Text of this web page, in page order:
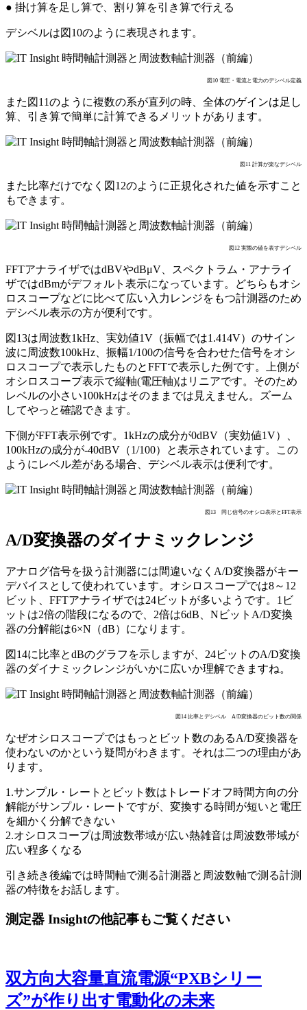
● 掛け算を足し算で、割り算を引き算で行える
デシベルは図10のように表現されます。
図10 電圧・電流と電力のデシベル定義
また図11のように複数の系が直列の時、全体のゲインは足し
算、引き算で簡単に計算できるメリットがあります。
図11 計算が楽なデシベル
また比率だけでなく図12のように正規化された値を示すこと
もできます。
図12 実際の値を表すデシベル
FFTアナライザではdBVやdBμV、スペクトラム・アナライ
ザではdBmがデフォルト表示になっています。どちらもオシ
ロスコープなどに比べて広い入力レンジをもつ計測器のため
デシベル表示の方が便利です。
図13は周波数1kHz、実効値1V（振幅では1.414V）のサイン
波に周波数100kHz、振幅1/100の信号を合わせた信号をオシ
ロスコープで表示したものとFFTで表示した例です。上側が
オシロスコープ表示で縦軸(電圧軸)はリニアです。そのため
レベルの小さい100kHzはそのままでは見えません。ズーム
してやっと確認できます。
下側がFFT表示例です。1kHzの成分が0dBV（実効値1V）、
100kHzの成分が-40dBV（1/100）と表示されています。この
ようにレベル差がある場合、デシベル表示は便利です。
図13 同じ信号のオシロ表示とFFT表示
A/D変換器のダイナミックレンジ
アナログ信号を扱う計測器には間違いなくA/D変換器がキー
デバイスとして使われています。オシロスコープでは8～12
ビット、FFTアナライザでは24ビットが多いようです。1ビ
ットは2倍の階段になるので、2倍は6dB、NビットA/D変換
器の分解能は6×N（dB）になります。
図14に比率とdBのグラフを示しますが、24ビットのA/D変換
器のダイナミックレンジがいかに広いか理解できますね。
図14 比率とデシベル A/D変換器のビット数の関係
なぜオシロスコープではもっとビット数のあるA/D変換器を
使わないのかという疑問がわきます。それは二つの理由があ
ります。
1.サンプル・レートとビット数はトレードオフ時間方向の分
解能がサンプル・レートですが、変換する時間が短いと電圧
を細かく分解できない
2.オシロスコープは周波数帯域が広い熱雑音は周波数帯域が
広い程多くなる
引き続き後編では時間軸で測る計測器と周波数軸で測る計測
器の特徴をお話します。
測定器 Insightの他記事もご覧ください
双方向大容量直流電源“PXBシリー
ズ”が作り出す電動化の未来